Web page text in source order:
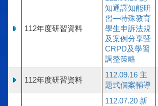
112年度研習資料
知通譯知能研
習—特殊教育
學生申訴法規
及案例分享暨
CRPD及學習
調整策略
112年度研習資料
112.09.16 主
題式個案輔導
112.07.20 新